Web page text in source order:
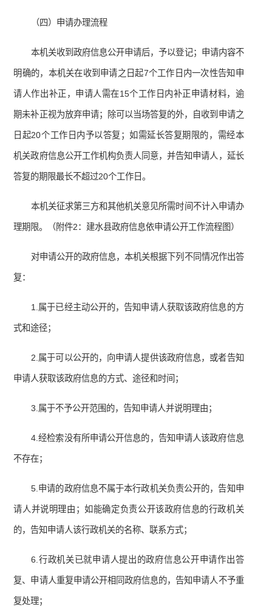
（四）申请办理流程
本机关收到政府信息公开申请后，予以登记；申请内容不
明确的，本机关在收到申请之日起7个工作日内一次性告知申
请人作出补正，申请人需在15个工作日内补正申请材料，逾
期未补正视为放弃申请；除可以当场答复的外，自收到申请之
日起20个工作日内予以答复；如需延长答复期限的，需经本
机关政府信息公开工作机构负责人同意，并告知申请人，延长
答复的期限最长不超过20个工作日。
本机关征求第三方和其他机关意见所需时间不计入申请办
理期限。（附件2：建水县政府信息依申请公开工作流程图）
对申请公开的政府信息，本机关根据下列不同情况作出答
复：
1.属于已经主动公开的，告知申请人获取该政府信息的方
式和途径；
2.属于可以公开的，向申请人提供该政府信息，或者告知
申请人获取该政府信息的方式、途径和时间；
3.属于不予公开范围的，告知申请人并说明理由；
4.经检索没有所申请公开信息的，告知申请人该政府信息
不存在；
5.申请的政府信息不属于本行政机关负责公开的，告知申
请人并说明理由；如能确定负责公开该政府信息的行政机关
的，告知申请人该行政机关的名称、联系方式；
6.行政机关已就申请人提出的政府信息公开申请作出答
复、申请人重复申请公开相同政府信息的，告知申请人不予重
复处理；